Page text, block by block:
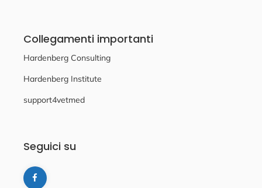
Collegamenti importanti
Hardenberg Consulting
Hardenberg Institute
support4vetmed
Seguici su